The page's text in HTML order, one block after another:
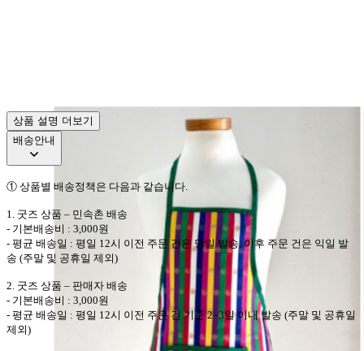
상품 설명 더보기
배송안내
① 상품별 배송정책은 다음과 같습니다
1. 굿즈 상품 – 민속촌 배송
- 기본배송비 : 3,000원
- 평균 배송일 : 평일 12시 이전 주문 건은 당일 발송, 이후 주문 건은 익일 발
송 (주말 및 공휴일 제외)
2. 굿즈 상품 – 판매자 배송
- 기본배송비 : 3,000원
- 평균 배송일 : 평일 12시 이전 주문 건 기준2~3일 이내 발송 (주말 및 공휴일
제외)